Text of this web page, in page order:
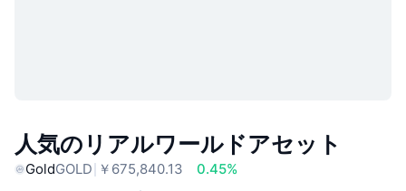
人気のリアルワールドアセット
GoldGOLD ￥675,840.13
0.45%